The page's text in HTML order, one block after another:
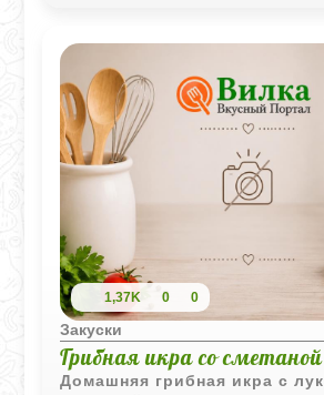
1,37K 0 0
Закуски
Грибная икра со сметаной
Домашняя грибная икра с